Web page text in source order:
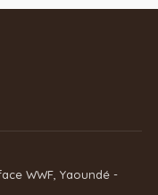
WWF, Yaoundé -